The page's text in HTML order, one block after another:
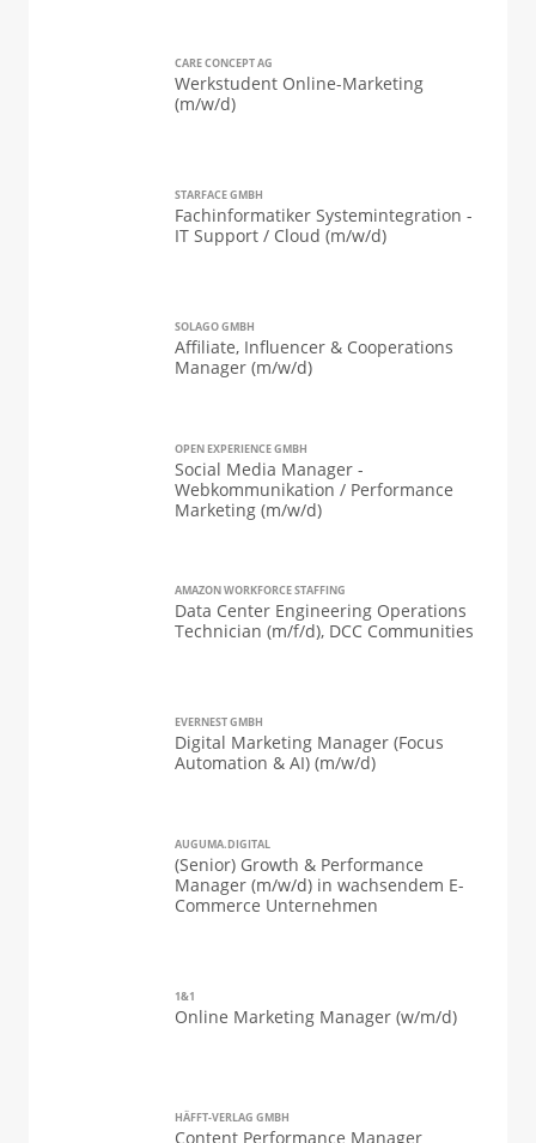
CARE CONCEPT AG
Werkstudent Online-Marketing
(m/w/d)
STARFACE GMBH
Fachinformatiker Systemintegration -
IT Support / Cloud (m/w/d)
SOLAGO GMBH
Affiliate, Influencer & Cooperations
Manager (m/w/d)
OPEN EXPERIENCE GMBH
Social Media Manager -
Webkommunikation / Performance
Marketing (m/w/d)
AMAZON WORKFORCE STAFFING
Data Center Engineering Operations
Technician (m/f/d), DCC Communities
EVERNEST GMBH
Digital Marketing Manager (Focus
Automation & AI) (m/w/d)
AUGUMA.DIGITAL
(Senior) Growth & Performance
Manager (m/w/d) in wachsendem E-
Commerce Unternehmen
1&1
Online Marketing Manager (w/m/d)
HÄFFT-VERLAG GMBH
Content Performance Manager